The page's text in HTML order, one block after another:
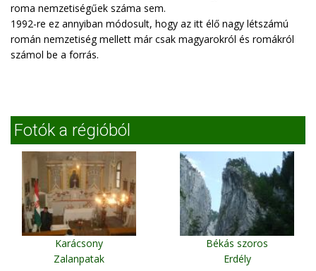
roma nemzetiségűek száma sem.
1992-re ez annyiban módosult, hogy az itt élő nagy létszámú
román nemzetiség mellett már csak magyarokról és romákról
számol be a forrás.
Fotók a régióból
Karácsony
Zalanpatak
Békás szoros
Erdély